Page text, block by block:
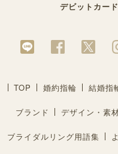
デビットカー
TOP 婚約指輪 結婚指
ブランド デザイン・素
ブライダルリング用語集